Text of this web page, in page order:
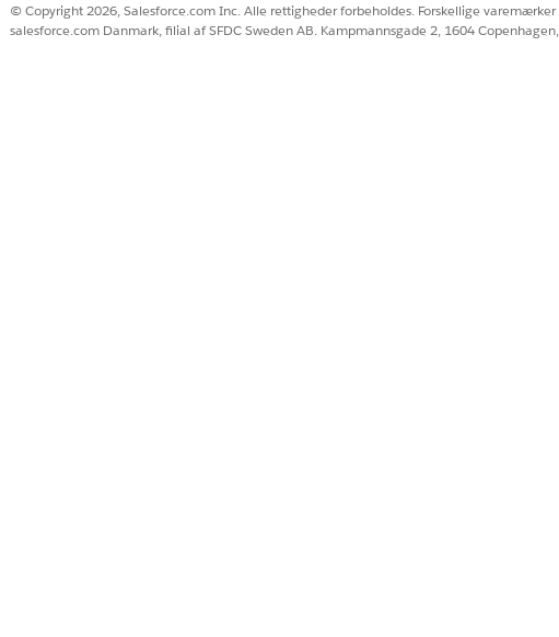
© Copyright 2026, Salesforce.com Inc. Alle rettigheder forbeholdes. Forskellige
salesforce.com Danmark, filial af SFDC Sweden AB. Kampmannsgade 2, 1604